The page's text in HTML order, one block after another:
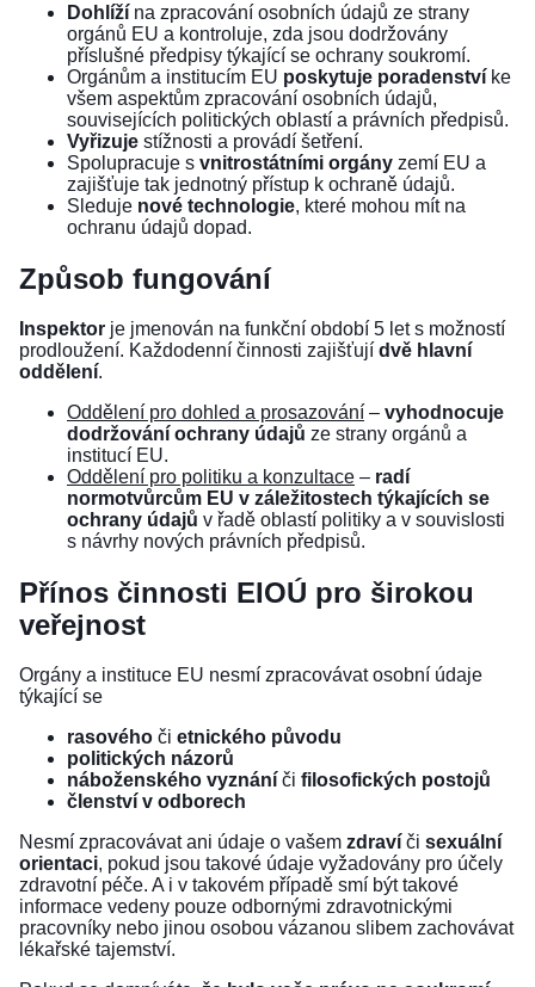
Dohlíží na zpracování osobních údajů ze strany
orgánů EU a kontroluje, zda jsou dodržovány
příslušné předpisy týkající se ochrany soukromí.
Orgánům a institucím EU poskytuje poradenství ke
všem aspektům zpracování osobních údajů,
souvisejících politických oblastí a právních předpisů.
Vyřizuje stížnosti a provádí šetření.
Spolupracuje s vnitrostátními orgány zemí EU a
zajišťuje tak jednotný přístup k ochraně údajů.
Sleduje nové technologie, které mohou mít na
ochranu údajů dopad.
Způsob fungování
Inspektor je jmenován na funkční období 5 let s možností
prodloužení. Každodenní činnosti zajišťují dvě hlavní
oddělení.
Oddělení pro dohled a prosazování – vyhodnocuje
dodržování ochrany údajů ze strany orgánů a
institucí EU.
Oddělení pro politiku a konzultace – radí
normotvůrcům EU v záležitostech týkajících se
ochrany údajů v řadě oblastí politiky a v souvislosti
s návrhy nových právních předpisů.
Přínos činnosti EIOÚ pro širokou
veřejnost
Orgány a instituce EU nesmí zpracovávat osobní údaje
týkající se
rasového či etnického původu
politických názorů
náboženského vyznání či filosofických postojů
členství v odborech
Nesmí zpracovávat ani údaje o vašem zdraví či sexuální
orientaci, pokud jsou takové údaje vyžadovány pro účely
zdravotní péče. A i v takovém případě smí být takové
informace vedeny pouze odbornými zdravotnickými
pracovníky nebo jinou osobou vázanou slibem zachovávat
lékařské tajemství.